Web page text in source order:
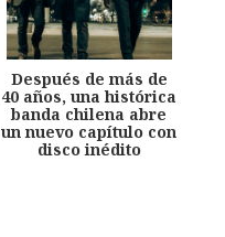
Después de más de
40 años, una histórica
banda chilena abre
un nuevo capítulo con
disco inédito